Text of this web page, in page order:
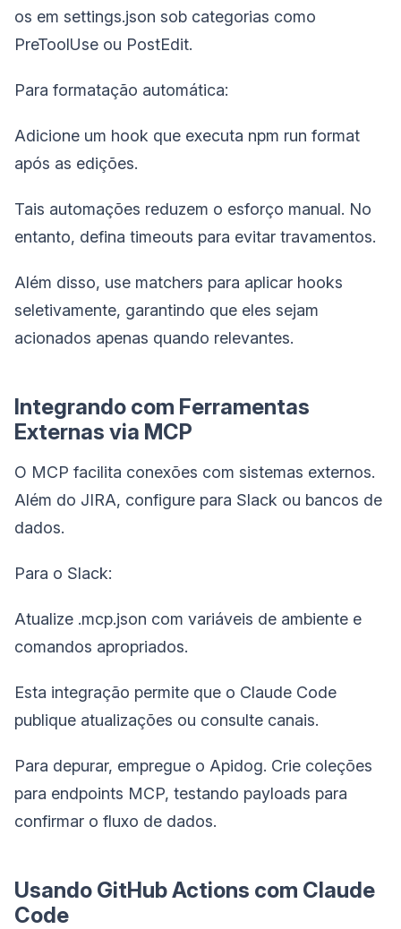
os em settings.json sob categorias como
PreToolUse ou PostEdit.
Para formatação automática:
Adicione um hook que executa npm run format
após as edições.
Tais automações reduzem o esforço manual. No
entanto, defina timeouts para evitar travamentos.
Além disso, use matchers para aplicar hooks
seletivamente, garantindo que eles sejam
acionados apenas quando relevantes.
Integrando com Ferramentas
Externas via MCP
O MCP facilita conexões com sistemas externos.
Além do JIRA, configure para Slack ou bancos de
dados.
Para o Slack:
Atualize .mcp.json com variáveis de ambiente e
comandos apropriados.
Esta integração permite que o Claude Code
publique atualizações ou consulte canais.
Para depurar, empregue o Apidog. Crie coleções
para endpoints MCP, testando payloads para
confirmar o fluxo de dados.
Usando GitHub Actions com Claude
Code